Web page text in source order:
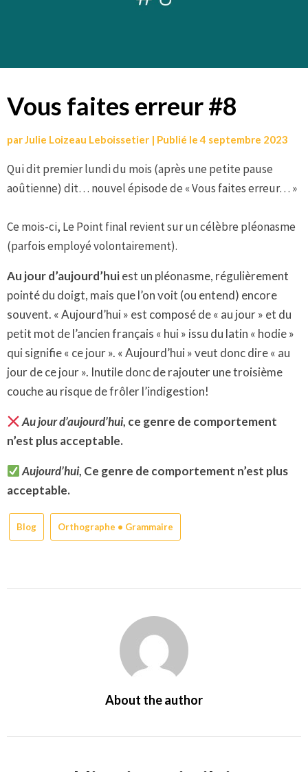
Vous faites erreur #8
parJulie Loizeau Leboissetier | Publié le4 septembre 2023
Qui dit premier lundi du mois (après une petite pause
aoûtienne) dit… nouvel épisode de « Vous faites erreur… »
Ce mois-ci, Le Point final revient sur un célèbre pléonasme
(parfois employé volontairement).
Au jour d’aujourd’huiest un pléonasme, régulièrement
pointé du doigt, mais que l’on voit (ou entend) encore
souvent. « Aujourd’hui » est composé de « au jour » et du
petit mot de l’ancien français « hui » issu du latin « hodie »
qui signifie « ce jour ». « Aujourd’hui » veut donc dire« au
jour de ce jour ». Inutile donc de rajouter une troisième
couche au risque de frôler l’indigestion!
Au jour d’aujourd’hui, ce genre de comportement
n’est plus acceptable.
Aujourd’hui, Ce genre de comportement n’est plus
acceptable.
Blog Orthographe • Grammaire
About the author